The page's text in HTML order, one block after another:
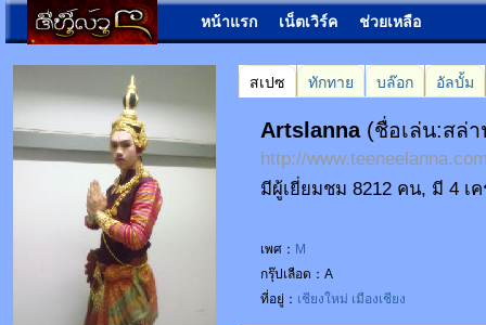
หน้าแรก เน็ตเวิร์ค ช่วยเหลือ
สเปซ ทักทาย บล๊อก อัลบั้ม
Artslanna (ชื่อเล่น:สล่
http://
มีผู้เยี่ยมชม 8212 คน, มี 4 เ
เพศ： M
กรุ๊ปเลือด：A
ที่อยู่： เชียงใหม่ เมืองเชียง